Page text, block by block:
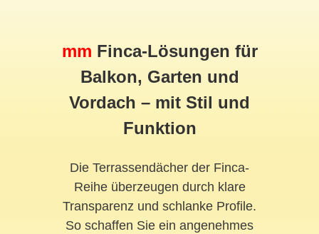
mm Finca-Lösungen für
Balkon, Garten und
Vordach – mit Stil und
Funktion
Die Terrassendächer der Finca-
Reihe überzeugen durch klare
Transparenz und schlanke Profile.
So schaffen Sie ein angenehmes